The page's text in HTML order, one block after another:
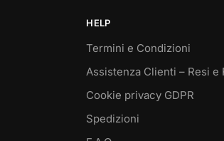
HELP
Termini e Condizioni
Assistenza Clienti – Resi e
Cookie privacy GDPR
Spedizioni